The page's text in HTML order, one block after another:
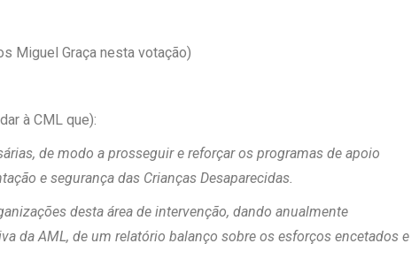
Miguel Graça nesta votação)
à CML que):
de modo a prosseguir e reforçar os programas de apoio
e segurança das Crianças Desaparecidas.
desta área de intervenção, dando anualmente
da AML, de um relatório balanço sobre os esforços encetados e